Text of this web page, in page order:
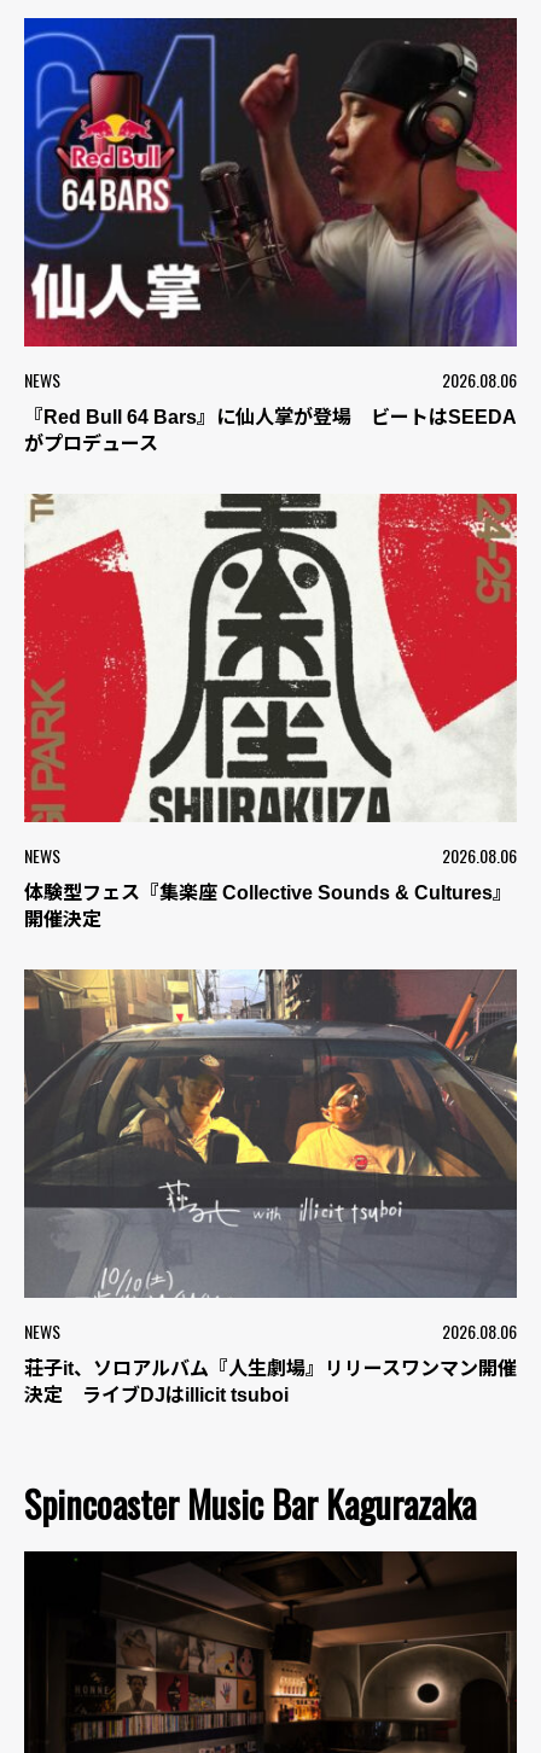
NEWS 2026.08.06
『Red Bull 64 Bars』に仙人掌が登場 ビートはSEEDA
がプロデュース
NEWS 2026.08.06
体験型フェス『集楽座 Collective Sounds & Cultures』
開催決定
NEWS 2026.08.06
荘子it、ソロアルバム『人生劇場』リリースワンマン開催
決定 ライブDJはillicit tsuboi
Spincoaster Music Bar Kagurazaka